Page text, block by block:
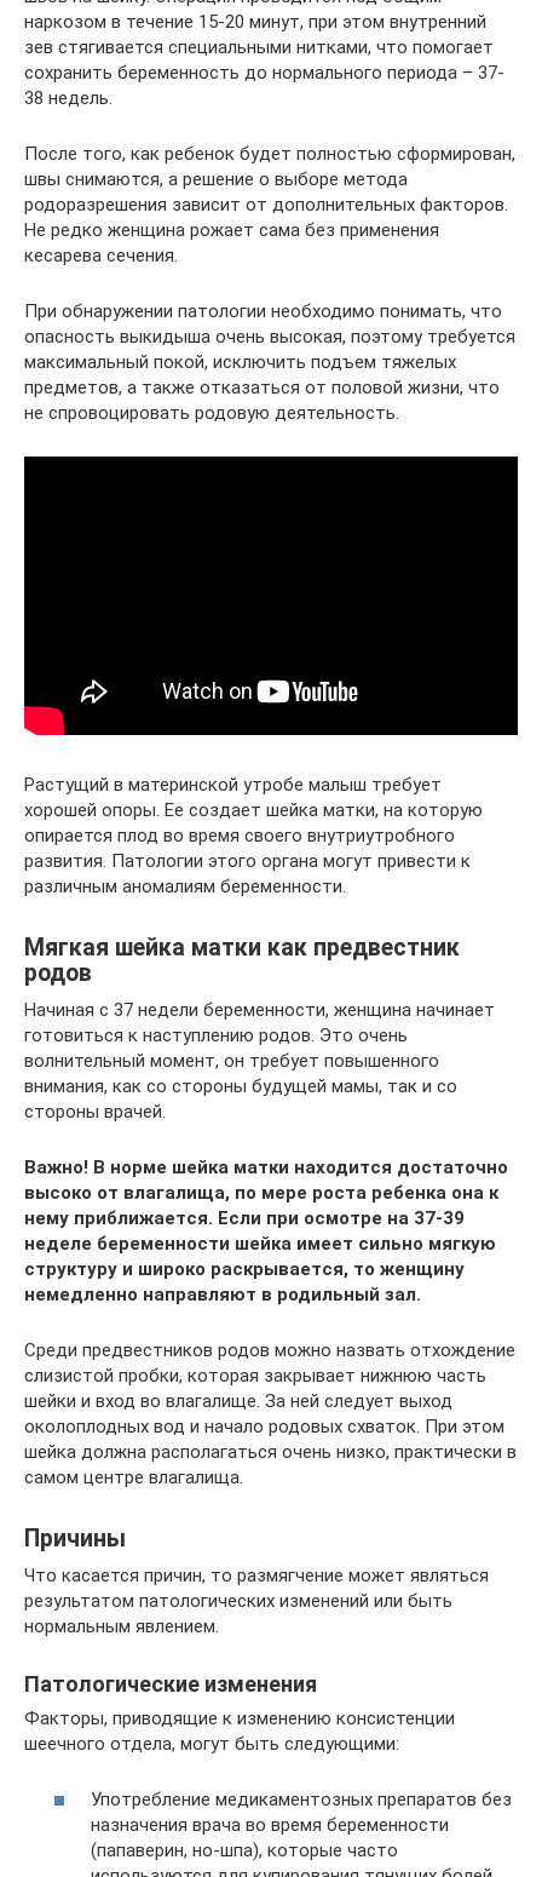
наркозом в течение 15-20 минут, при этом внутренний
зев стягивается специальными нитками, что помогает
сохранить беременность до нормального периода – 37-
38 недель.
После того, как ребенок будет полностью сформирован,
швы снимаются, а решение о выборе метода
родоразрешения зависит от дополнительных факторов.
Не редко женщина рожает сама без применения
кесарева сечения.
При обнаружении патологии необходимо понимать, что
опасность выкидыша очень высокая, поэтому требуется
максимальный покой, исключить подъем тяжелых
предметов, а также отказаться от половой жизни, что
не спровоцировать родовую деятельность.
Растущий в материнской утробе малыш требует
хорошей опоры. Ее создает шейка матки, на которую
опирается плод во время своего внутриутробного
развития. Патологии этого органа могут привести к
различным аномалиям беременности.
Мягкая шейка матки как предвестник
родов
Начиная с 37 недели беременности, женщина начинает
готовиться к наступлению родов. Это очень
волнительный момент, он требует повышенного
внимания, как со стороны будущей мамы, так и со
стороны врачей.
Важно! В норме шейка матки находится достаточно
высоко от влагалища, по мере роста ребенка она к
нему приближается. Если при осмотре на 37-39
неделе беременности шейка имеет сильно мягкую
структуру и широко раскрывается, то женщину
немедленно направляют в родильный зал.
Среди предвестников родов можно назвать отхождение
слизистой пробки, которая закрывает нижнюю часть
шейки и вход во влагалище. За ней следует выход
околоплодных вод и начало родовых схваток. При этом
шейка должна располагаться очень низко, практически в
самом центре влагалища.
Причины
Что касается причин, то размягчение может являться
результатом патологических изменений или быть
нормальным явлением.
Патологические изменения
Факторы, приводящие к изменению консистенции
шеечного отдела, могут быть следующими:
Употребление медикаментозных препаратов без
назначения врача во время беременности
(папаверин, но-шпа), которые часто